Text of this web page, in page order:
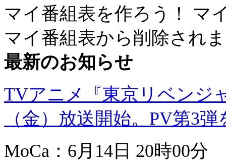
マイ番組表を作ろう！
マ
マイ番組表から削除され
最新のお知らせ
TVアニメ『東京リベンジ
（金）放送開始。PV第3弾
MoCa：6月14日 20時00分